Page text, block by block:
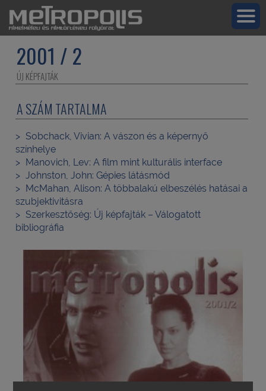
2001 / 2
ÚJ KÉPFAJTÁK
A SZÁM TARTALMA
Sobchack, Vivian: A vászon és a képernyő
színhelye
Manovich, Lev: A film mint kulturális interface
Johnston, John: Gépies látásmód
McMahan, Alison: A többalakú elbeszélés hatásai a
szubjektivitásra
Szerkesztőség: Új képfajták – Válogatott
bibliográfia